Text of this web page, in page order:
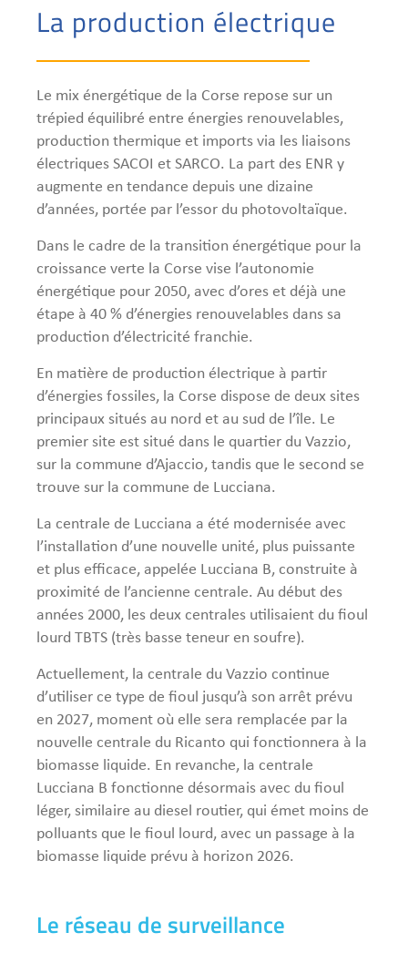
La production électrique
Le mix énergétique de la Corse repose sur un
trépied équilibré entre énergies renouvelables,
production thermique et imports via les liaisons
électriques SACOI et SARCO. La part des ENR y
augmente en tendance depuis une dizaine
d’années, portée par l’essor du photovoltaïque.
Dans le cadre de la transition énergétique pour la
croissance verte la Corse vise l’autonomie
énergétique pour 2050, avec d’ores et déjà une
étape à 40 % d’énergies renouvelables dans sa
production d’électricité franchie.
En matière de production électrique à partir
d’énergies fossiles, la Corse dispose de deux sites
principaux situés au nord et au sud de l’île. Le
premier site est situé dans le quartier du Vazzio,
sur la commune d’Ajaccio, tandis que le second se
trouve sur la commune de Lucciana.
La centrale de Lucciana a été modernisée avec
l’installation d’une nouvelle unité, plus puissante
et plus efficace, appelée Lucciana B, construite à
proximité de l’ancienne centrale. Au début des
années 2000, les deux centrales utilisaient du fioul
lourd TBTS (très basse teneur en soufre).
Actuellement, la centrale du Vazzio continue
d’utiliser ce type de fioul jusqu’à son arrêt prévu
en 2027, moment où elle sera remplacée par la
nouvelle centrale du Ricanto qui fonctionnera à la
biomasse liquide. En revanche, la centrale
Lucciana B fonctionne désormais avec du fioul
léger, similaire au diesel routier, qui émet moins de
polluants que le fioul lourd, avec un passage à la
biomasse liquide prévu à horizon 2026.
Le réseau de surveillance